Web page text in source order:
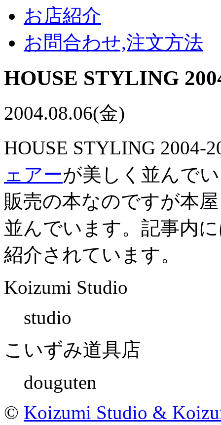
お店紹介
お問合わせ,注文方法
HOUSE STYLING
2004.08.06(金)
HOUSE STYLING 2004-
ェアーが美しく並んで
販売の本なのですが本
並んでいます。記事内
紹介されています。
Koizumi Studio
studio
こいずみ道具店
douguten
© Koizumi Studio &